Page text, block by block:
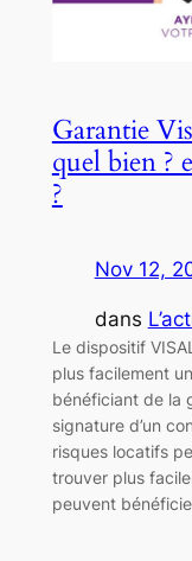
Garantie
quel bien ?
?
Nov 12,
dans
Le dispositif
plus facilement
bénéficiant de la
signature d’un
risques locatifs
trouver plus
peuvent